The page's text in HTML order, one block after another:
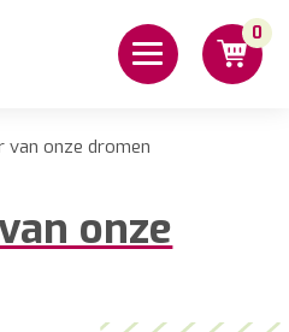
0
van onze dromen
onze